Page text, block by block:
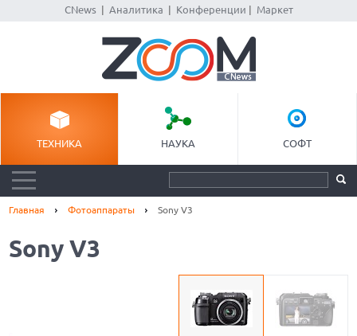
CNews| Аналитика Конференции Маркет
ТЕХНИКА НАУКА СОФТ
Главная Фотоаппараты Sony V3
Sony V3